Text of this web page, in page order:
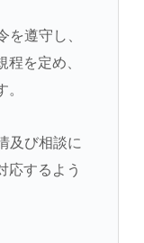
を遵守し、
程を定め、
及び相談に
応するよう